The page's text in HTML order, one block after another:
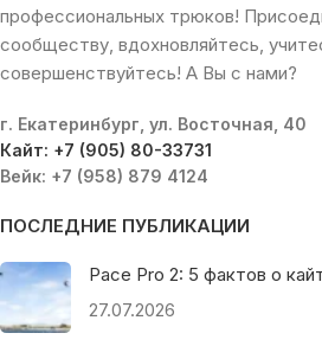
профессиональных трюков!
сообществу, вдохновляйтесь,
совершенствуйтесь! А Вы с нами?
г. Екатеринбург, ул. Восточная, 40
Кайт: +7 (905) 80-33731
Вейк: +7 (958) 879 4124
ПОСЛЕДНИЕ ПУБЛИКАЦИИ
Pace Pro 2: 5 фактов о
27.07.2026